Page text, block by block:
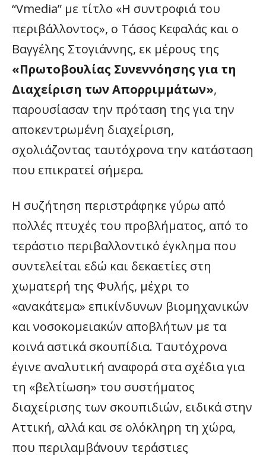
“Vmedia” με τίτλο «Η συντροφιά του
περιβάλλοντος», ο Τάσος Κεφαλάς και ο
Βαγγέλης Στογιάννης, εκ μέρους της
«Πρωτοβουλίας Συνεννόησης για τη
Διαχείριση των Απορριμμάτων»,
παρουσίασαν την πρόταση της για την
αποκεντρωμένη διαχείριση,
σχολιάζοντας ταυτόχρονα την κατάσταση
που επικρατεί σήμερα.
Η συζήτηση περιστράφηκε γύρω από
πολλές πτυχές του προβλήματος, από το
τεράστιο περιβαλλοντικό έγκλημα που
συντελείται εδώ και δεκαετίες στη
χωματερή της Φυλής, μέχρι το
«ανακάτεμα» επικίνδυνων βιομηχανικών
και νοσοκομειακών αποβλήτων με τα
κοινά αστικά σκουπίδια. Ταυτόχρονα
έγινε αναλυτική αναφορά στα σχέδια για
τη «βελτίωση» του συστήματος
διαχείρισης των σκουπιδιών, ειδικά στην
Αττική, αλλά και σε ολόκληρη τη χώρα,
που περιλαμβάνουν τεράστιες